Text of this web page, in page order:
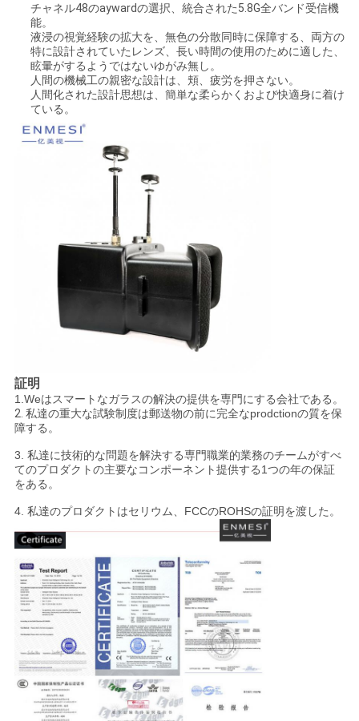
リ
チャネル48のaywardの選択、統合された5.8G全バンド受信機
能。
液浸の視覚経験の拡大を、無色の分散同時に保障する、両方の
特に設計されていたレンズ、長い時間の使用のために適した、
眩暈がするようではないゆがみ無し。
人間の機械工の親密な設計は、頬、疲労を押さない。
人間化された設計思想は、簡単な柔らかくおよび快適身に着け
ている。
証明
1.Weはスマートなガラスの解決の提供を専門にする会社である。
2. 私達の重大な試験制度は郵送物の前に完全なprodctionの質を保
障する。
3. 私達に技術的な問題を解決する専門職業的業務のチームがすべ
てのプロダクトの主要なコンポーネント提供する1つの年の保証
をある。
4. 私達のプロダクトはセリウム、FCCのROHSの証明を渡した。